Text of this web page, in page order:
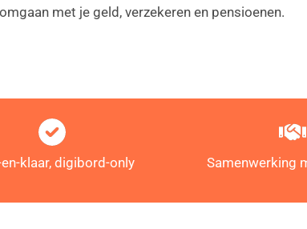
met je geld, verzekeren en pensioenen.
klaar, digibord-only Samenwerking